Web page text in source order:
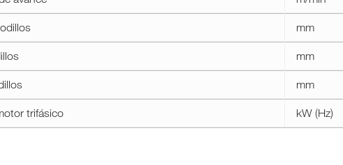
mm
mm
mm
trifásico kW (Hz)